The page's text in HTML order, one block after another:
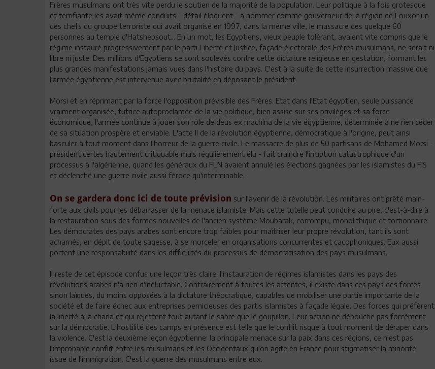
Frères musulmans ont très vite perdu le soutien de la majorité de la population. Leur politique à la fois grotesque
et terrifiante les avait même conduits - détail éloquent - à nommer comme gouverneur de la région de Louxor un
des chefs du groupe terroriste qui avait organisé en 1997, dans la même ville, le massacre des quelque 60
personnes au temple d'Hatshepsout... En un mot, les Egyptiens, vieux peuple tolérant, avaient vite compris que le
régime instauré progressivement par le parti Liberté et Justice, façade électorale des Frères musulmans, ne serait ni
libre ni juste. Des millions d'Egyptiens se sont soulevés contre cette dictature religieuse en gestation, formant les
plus grandes manifestations jamais vues dans l'histoire du pays. C'est à la suite de cette insurrection massive que
l'armée égyptienne est intervenue avec brutalité en déposant le président
Morsi et en réprimant par la force l'opposition prévisible des Frères. Etat dans l'Etat égyptien, seule puissance
vraiment organisée, tutrice autoproclamée de la vie politique, bien assise sur ses privilèges et sa force
économique, l'armée continue à jouer son rôle de deus ex machina de la vie égyptienne, déterminée à ne rien céder
de sa situation prospère et enviable. L'acte II de la révolution égyptienne, démocratique à l'origine, peut ainsi
basculer à tout moment dans l'horreur de la guerre civile. Le massacre de plus de 50 partisans de Mohamed Morsi -
président certes hautement critiquable mais régulièrement élu - fait craindre l'irruption catastrophique d'un
processus à l'algérienne, quand les généraux du FLN avaient annulé les élections gagnées par les islamistes du FIS
et déclenché une guerre civile aussi féroce qu'interminable.
On se gardera donc ici de toute prévision sur l'avenir de la révolution. Les militaires ont prêté main-
forte aux civils pour les débarrasser de la menace islamiste. Mais cette tutelle peut conduire au pire, c'est-à-dire à
la restauration sous des formes nouvelles de l'ancien système Moubarak, corrompu, monolithique et tortionnaire.
Les démocrates des pays arabes sont encore trop faibles pour maîtriser leur propre révolution, tant ils sont
acharnés, en dépit de toute sagesse, à se morceler en organisations concurrentes et cacophoniques. Eux aussi
portent une responsabilité dans les difficultés du processus de démocratisation des pays musulmans.
Il reste de cet épisode confus une leçon très claire: l'instauration de régimes islamistes dans les pays des
révolutions arabes n'a rien d'inéluctable. Contrairement à toutes les attentes, il existe dans ces pays des forces
sinon laïques, du moins opposées à la dictature théocratique, capables de mobiliser une partie importante de la
société et de faire échec aux entreprises pernicieuses des partis islamistes à façade légale. Des forces qui préfèrent
la liberté à la charia et qui rejettent tout autant le sabre que le goupillon. Leur action ne débouche pas forcément
sur la démocratie. L'hostilité des camps en présence est telle que le conflit risque à tout moment de déraper dans
la violence. C'est la deuxième leçon égyptienne: la principale menace sur la paix dans ces régions, ce n'est pas
l'improbable conflit entre les musulmans et les Occidentaux qu'on agite en France pour stigmatiser la minorité
issue de l'immigration. C'est la guerre des musulmans entre eux.